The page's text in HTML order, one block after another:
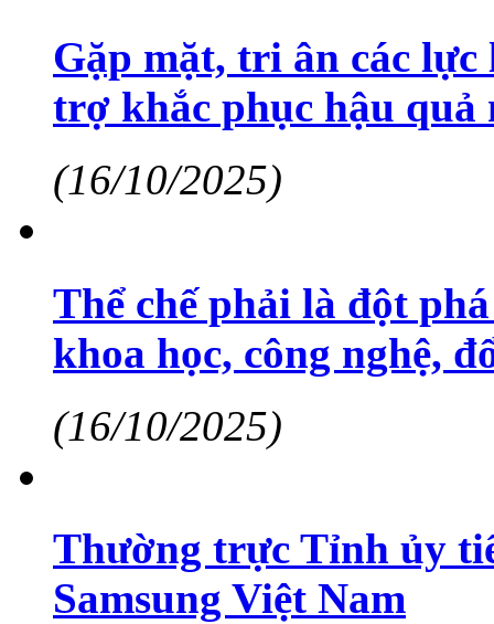
Gặp mặt, tri ân các
trợ khắc phục hậu quả
(16/10/2025)
Thể chế phải là đột
khoa học, công nghệ,
(16/10/2025)
Thường trực Tỉnh ủy
Samsung Việt Nam